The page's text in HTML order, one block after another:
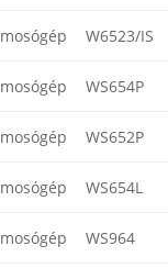
mosógép W6523/IS
mosógép WS654P
mosógép WS652P
mosógép WS654L
mosógép WS964